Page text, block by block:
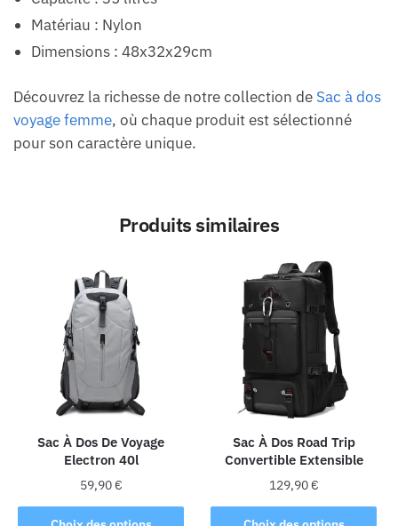
Matériau : Nylon
Dimensions : 48x32x29cm
Découvrez la richesse de notre collection de Sac à dos
voyage femme, où chaque produit est sélectionné
pour son caractère unique.
Produits similaires
Sac À Dos De Voyage
Electron 40l
59,90€
Ce
Sac À Dos Road Trip
Convertible Extensible
129,90€
Ce